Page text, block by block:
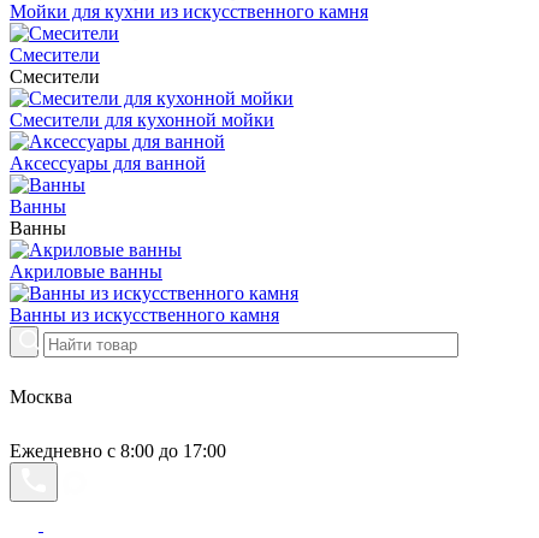
Мойки для кухни из искусственного камня
Смесители
Смесители
Смесители для кухонной мойки
Аксессуары для ванной
Ванны
Ванны
Акриловые ванны
Ванны из искусственного камня
Москва
Ежедневно с 8:00 до 17:00